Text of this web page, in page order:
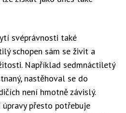
svéprávnosti také
schopen sám se živit a
Například sedmnáctiletý
nastěhoval se do
není hmotně závislý.
úpravy přesto potřebuje